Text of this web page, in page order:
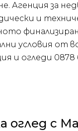
Агенция за
и
условия от
и огледи 0878
оглед с